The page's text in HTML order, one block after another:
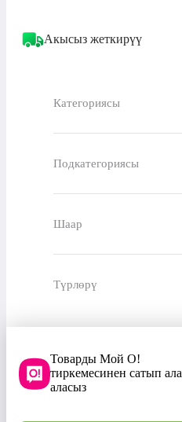
Акысыз жеткирүү
Категориясы
Подкатегориясы
Шаар
Түрлөрү
Товарды Мой О!
тиркемесинен сатып ала
аласыз